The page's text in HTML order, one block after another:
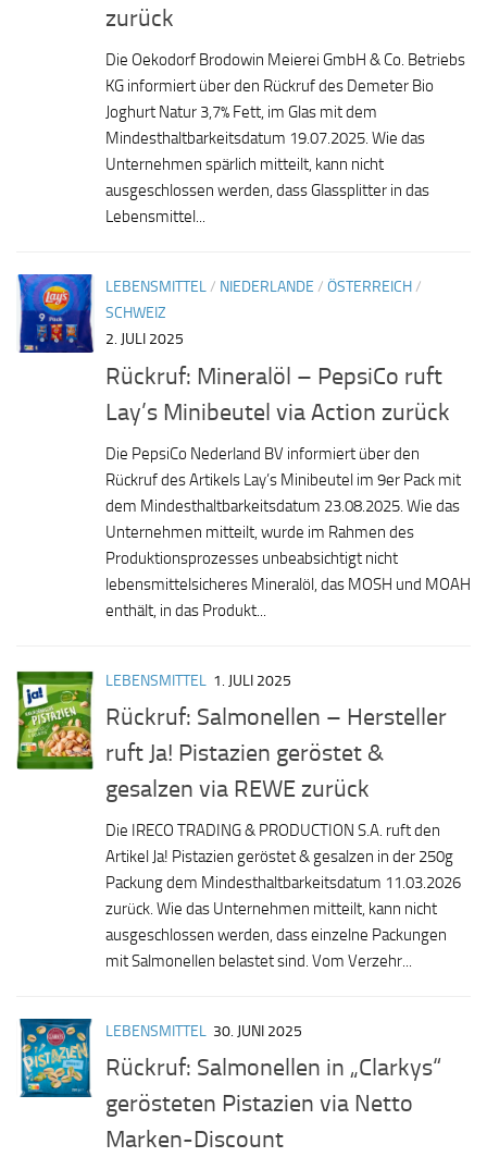
zurück
Die Oekodorf Brodowin Meierei GmbH & Co. Betriebs
KG informiert über den Rückruf des Demeter Bio
Joghurt Natur 3,7% Fett, im Glas mit dem
Mindesthaltbarkeitsdatum 19.07.2025. Wie das
Unternehmen spärlich mitteilt, kann nicht
ausgeschlossen werden, dass Glassplitter in das
Lebensmittel...
LEBENSMITTEL/ NIEDERLANDE / ÖSTERREICH/
SCHWEIZ
2. JULI 2025
Rückruf: Mineralöl – PepsiCo ruft
Lay’s Minibeutel via Action zurück
Die PepsiCo Nederland BV informiert über den
Rückruf des Artikels Lay’s Minibeutel im 9er Pack mit
dem Mindesthaltbarkeitsdatum 23.08.2025. Wie das
Unternehmen mitteilt, wurde im Rahmen des
Produktionsprozesses unbeabsichtigt nicht
lebensmittelsicheres Mineralöl, das MOSH und MOAH
enthält, in das Produkt...
LEBENSMITTEL 1. JULI 2025
Rückruf: Salmonellen – Hersteller
ruft Ja! Pistazien geröstet &
gesalzen via REWE zurück
Die IRECO TRADING & PRODUCTION S.A. ruft den
Artikel Ja! Pistazien geröstet & gesalzen in der 250g
Packung dem Mindesthaltbarkeitsdatum 11.03.2026
zurück. Wie das Unternehmen mitteilt, kann nicht
ausgeschlossen werden, dass einzelne Packungen
mit Salmonellen belastet sind. Vom Verzehr...
LEBENSMITTEL 30. JUNI 2025
Rückruf: Salmonellen in „Clarkys“
gerösteten Pistazien via Netto
Marken-Discount